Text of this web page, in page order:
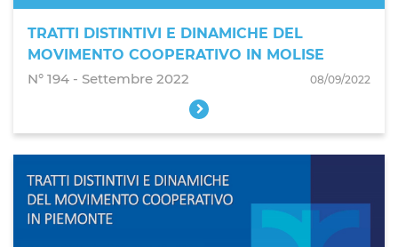
TRATTI DISTINTIVI E DINAMICHE DEL
MOVIMENTO COOPERATIVO IN MOLISE
N° 194 ‐ Settembre 2022
08/09/2022